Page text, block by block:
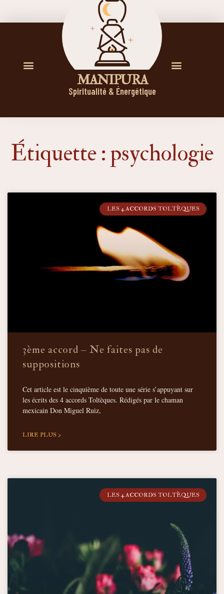
M A N I P U R A
Spiritualité & Énergétique
Étiquette : psychologie
LES 4 ACCORDS TOLTÈQUES
3ème accord – Ne faites pas de
suppositions
Cet article est le cinquième de toute une série s’appuyant sur
les écrits des 4 accords Toltèques. Rédigés par le chaman
mexicain Don Miguel Ruiz,
LIRE PLUS >
LES 4 ACCORDS TOLTÈQUES